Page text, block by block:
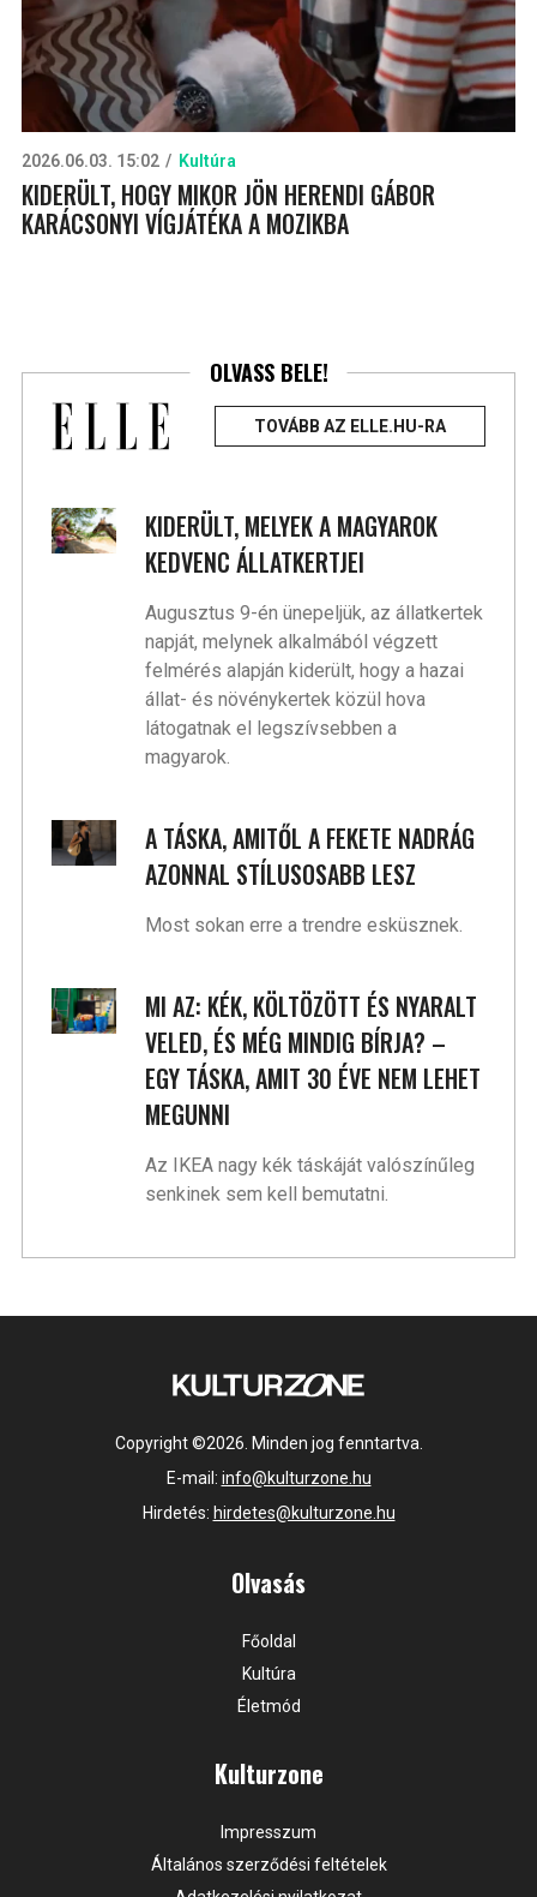
2026.06.03. 15:02 Kultúra
KIDERÜLT, HOGY MIKOR JÖN HERENDI GÁBOR
KARÁCSONYI VÍGJÁTÉKA A MOZIKBA
OLVASS BELE!
TOVÁBB AZ ELLE.HU-RA
KIDERÜLT, MELYEK A MAGYAROK
KEDVENC ÁLLATKERTJEI
Augusztus 9-én ünepeljük, az állatkertek
napját, melynek alkalmából végzett
felmérés alapján kiderült, hogy a hazai
állat- és növénykertek közül hova
látogatnak el legszívsebben a
magyarok.
A TÁSKA, AMITŐL A FEKETE NADRÁG
AZONNAL STÍLUSOSABB LESZ
Most sokan erre a trendre esküsznek.
MI AZ: KÉK, KÖLTÖZÖTT ÉS NYARALT
VELED, ÉS MÉG MINDIG BÍRJA? –
EGY TÁSKA, AMIT 30 ÉVE NEM LEHET
MEGUNNI
Az IKEA nagy kék táskáját valószínűleg
senkinek sem kell bemutatni.
Copyright ©2026. Minden jog fenntartva.
E-mail: info@kulturzone.hu
Hirdetés: hirdetes@kulturzone.hu
Olvasás
Főoldal
Kultúra
Életmód
Kulturzone
Impresszum
Általános szerződési feltételek